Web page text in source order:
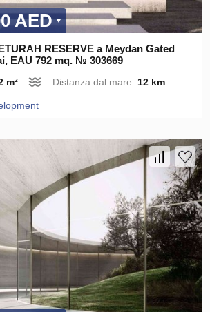
AED
RESERVE a Meydan Gated
EAU 792 mq. № 303669
m² Distanza dal mare: 12 km